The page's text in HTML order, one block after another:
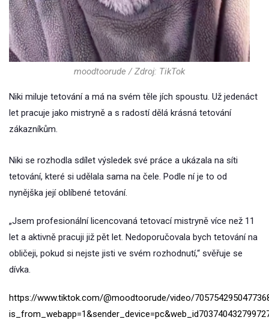
moodtoorude / Zdroj: TikTok
Niki miluje tetování a má na svém těle jích spoustu. Už jedenáct
let pracuje jako mistryně a s radostí dělá krásná tetování
zákazníkům.
Niki se rozhodla sdílet výsledek své práce a ukázala na síti
tetování, které si udělala sama na čele. Podle ní je to od
nynějška její oblíbené tetování.
„Jsem profesionální licencovaná tetovací mistryně více než 11
let a aktivně pracuji již pět let. Nedoporučovala bych tetování na
obličeji, pokud si nejste jisti ve svém rozhodnutí,“ svěřuje se
dívka.
https://www.tiktok.com/@moodtoorude/video/